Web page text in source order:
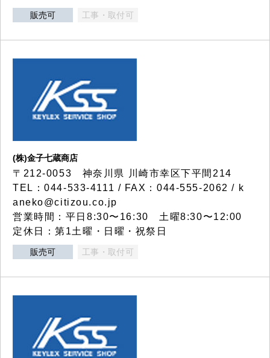
販売可 工事・取付可
(株)金子七蔵商店
〒212-0053 神奈川県 川崎市幸区下平間214
TEL：044-533-4111 / FAX：044-555-2062 / k
aneko@citizou.co.jp
営業時間：平日8:30〜16:30 土曜8:30〜12:00
定休日：第1土曜・日曜・祝祭日
販売可 工事・取付可